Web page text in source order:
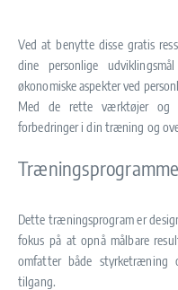
Ved at benytte disse gratis
dine personlige
økonomiske aspekter ved
Med de rette værktøjer og
forbedringer i din træning og
Dette træningsprogram er
fokus på at opnå målbare
omfatter både styrketræning
tilgang.